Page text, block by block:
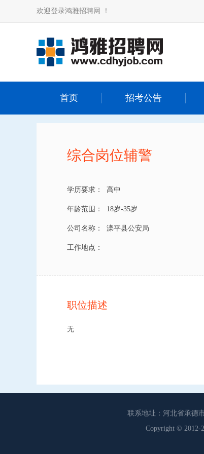
欢迎登录鸿雅招聘网 ！
首页 招考公告
综合岗位辅警
学历要求： 高中
年龄范围： 18岁-35岁
公司名称： 滦平县公安局
工作地点：
职位描述
无
联系地址：河北省承德
Copyright © 2012-